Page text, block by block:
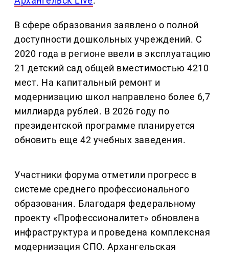
В сфере образования заявлено о полной
доступности дошкольных учреждений. С
2020 года в регионе ввели в эксплуатацию
21 детский сад общей вместимостью 4210
мест. На капитальный ремонт и
модернизацию школ направлено более 6,7
миллиарда рублей. В 2026 году по
президентской программе планируется
обновить еще 42 учебных заведения.
Участники форума отметили прогресс в
системе среднего профессионального
образования. Благодаря федеральному
проекту «Профессионалитет» обновлена
инфраструктура и проведена комплексная
модернизация СПО. Архангельская